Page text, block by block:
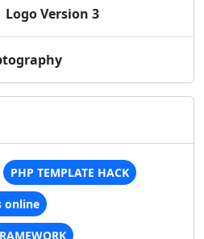
Version 3
PHP TEMPLATE HACK
online